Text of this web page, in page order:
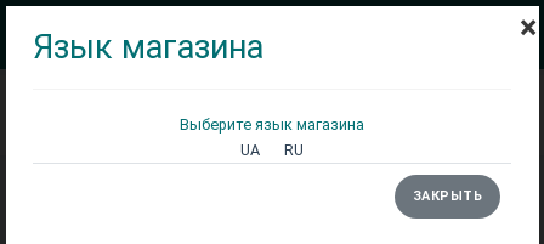
Матрасы
×
Язык магазина
Выберите язык магазина
UA
RU
ЗАКРЫТЬ